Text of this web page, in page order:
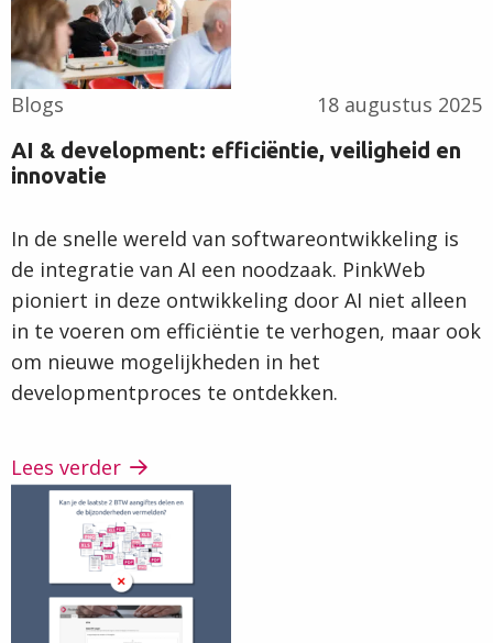
Blogs 18 augustus 2025
AI & development: efficiëntie, veiligheid en
innovatie
In de snelle wereld van softwareontwikkeling is
de integratie van AI een noodzaak. PinkWeb
pioniert in deze ontwikkeling door AI niet alleen
in te voeren om efficiëntie te verhogen, maar ook
om nieuwe mogelijkheden in het
developmentproces te ontdekken.
Lees verder
Lees